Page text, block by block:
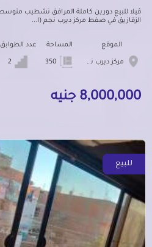
الزقازيق في صفط مركز ديرب نجم (ا...
الموقع
مركز ديرب نجم
المساحة عدد الطوابق
8,000,000 جنيه
للبيع